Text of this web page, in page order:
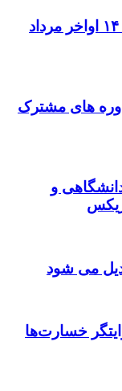
نتایج نهایی آزمون دکتری سال ۱۴۰۵ اواخر مرداد
های مشترک
و
می شود
خسارت‌ها